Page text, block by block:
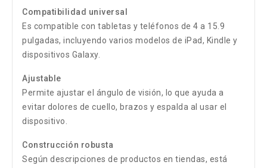
Compatibilidad universal
Es compatible con tabletas y teléfonos de 4 a 15.9
pulgadas, incluyendo varios modelos de iPad, Kindle y
dispositivos Galaxy.
Ajustable
Permite ajustar el ángulo de visión, lo que ayuda a
evitar dolores de cuello, brazos y espalda al usar el
dispositivo.
Construcción robusta
Según descripciones de productos en tiendas, está